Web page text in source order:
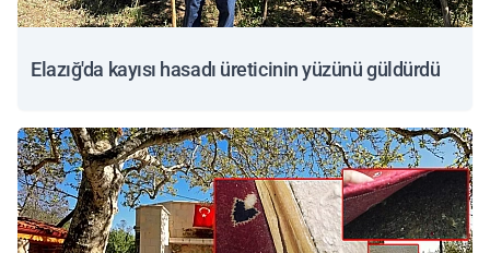
Elazığ'da kayısı hasadı üreticinin yüzünü güldürdü